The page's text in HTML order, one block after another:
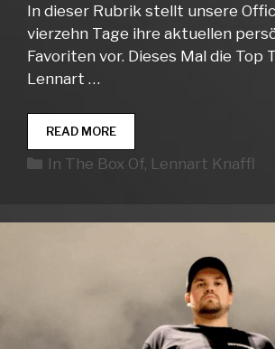
In dieser Rubrik stellt unsere
vierzehn Tage ihre aktuellen
Favoriten vor. Dieses Mal die Top
Lennart …
READ MOREIN
THE
BOX
Kategorien
In The Box Of, Lennart Knaffl